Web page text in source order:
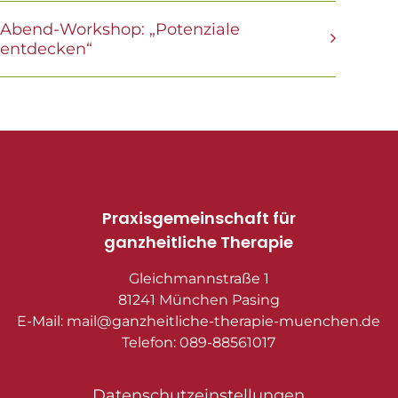
Abend-Workshop: „Potenziale
entdecken“
Praxisgemeinschaft für
ganzheitliche Therapie
Gleichmannstraße 1
81241 München Pasing
E-Mail: mail@ganzheitliche-therapie-muenchen.de
Telefon: 089-88561017